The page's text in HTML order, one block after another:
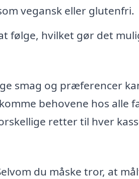
vegansk eller glutenfri.
følge, hvilket gør det
smag og præferencer
behovene hos alle
retter til hver
du måske tror, at